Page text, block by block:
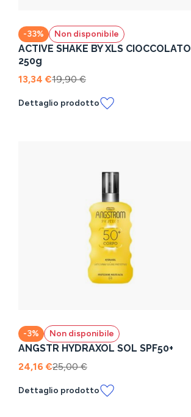
-33% Non disponibile
ACTIVE SHAKE BY XLS CIOCCOLATO
250g
13,34 €19,90 €
Dettaglio prodotto
-3% Non disponibile
ANGSTR HYDRAXOL SOL SPF50+
24,16 €25,00 €
Dettaglio prodotto